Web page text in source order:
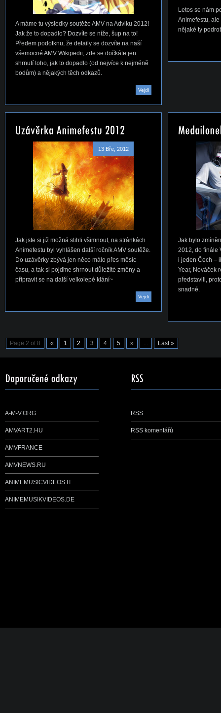
A máme tu výsledky soutěže AMV na Adviku 2012!
Jak že to dopadlo? Dozvíte se níže, šup na to!
Předem podotknu, že detaily se dozvíte na naší
všemocné AMV Wikipedii, zde se dočkáte jen
shrnutí toho, jak to dopadlo (od nejvíce k nejméně
bodům) a nějakých těch odkazů.
Vejdi
Letos se nám
Animefestu,
nějaké ty
13 Bře, 2012
Jak jste si již možná stihli všimnout, na stránkách
Animefestu byl vyhlášen další ročník AMV soutěže.
Do uzávěrky zbývá jen něco málo přes měsíc
času, a tak si pojďme shrnout důležité změny a
připravit se na další velkolepé klání~
Vejdi
Jak bylo
2012, do finále
i jeden Čech –
Year, Nováček
představili,
snadné.
Page 2 of 8 « 1 2 3 4 5 » ... Last »
A-M-V.ORG
AMVART2.HU
AMVFRANCE
AMVNEWS.RU
ANIMEMUSICVIDEOS.IT
ANIMEMUSIKVIDEOS.DE
RSS
RSS komentářů